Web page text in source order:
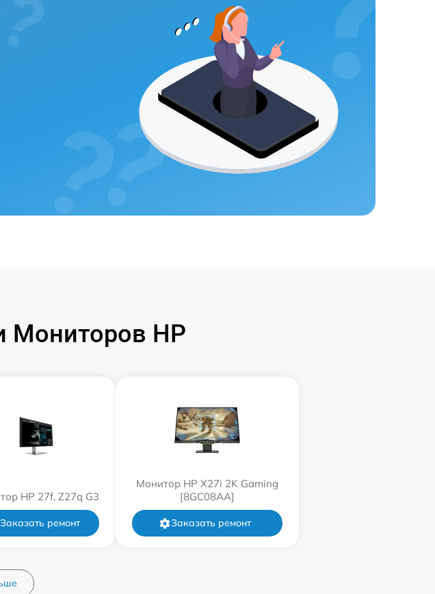
Мониторов HP
HP 27f, Z27q G3
Заказать ремонт
Монитор HP X27i 2K Gaming
[8GC08AA]
Заказать ремонт